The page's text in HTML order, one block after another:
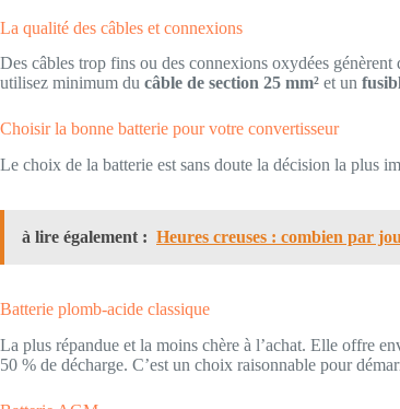
La qualité des câbles et connexions
Des câbles trop fins ou des connexions oxydées génèrent
utilisez minimum du câble de section 25 mm² et un
Choisir la bonne batterie pour votre convertisseur
Le choix de la batterie est sans doute la décision la plus
à lire également : Heures creuses : combien par
Batterie plomb-acide classique
La plus répandue et la moins chère à l’achat. Elle offre
50 % de décharge. C’est un choix raisonnable pour